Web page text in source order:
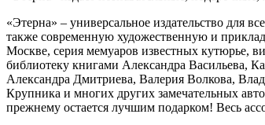
«Этерна» – универсальное издательство для
также современную художественную и
Москве, серия мемуаров известных кутюрье,
библиотеку книгами Александра
Александра Дмитриева, Валерия Волкова,
Крупника и многих других замечательных
прежнему остается лучшим подарком! Весь